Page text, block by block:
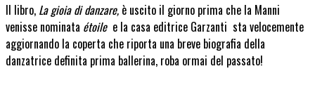
Il libro, La gioia di danzare, è uscito il giorno prima che la Manni
venisse nominata étoile e la casa editrice Garzanti sta velocemente
aggiornando la coperta che riporta una breve biografia della
danzatrice definita prima ballerina, roba ormai del passato!